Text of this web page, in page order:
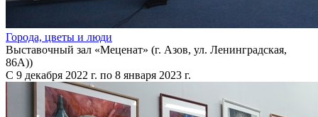
Города, цветы и люди
Выставочный зал «Меценат» (г. Азов, ул. Ленинградская,
86А))
С 9 декабря 2022 г. по 8 января 2023 г.